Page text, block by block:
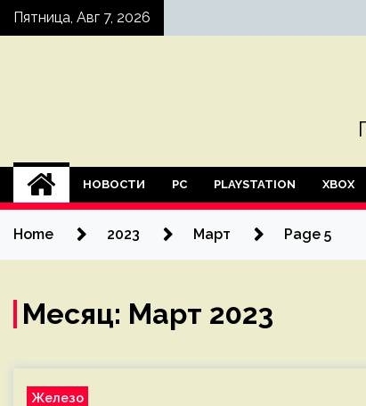
SkipПятница, Авг 7, 2026
НОВОСТИ PC PLAYSTATION XBOX
Home 2023 Март Page 5
Месяц: Март 2023
Железо